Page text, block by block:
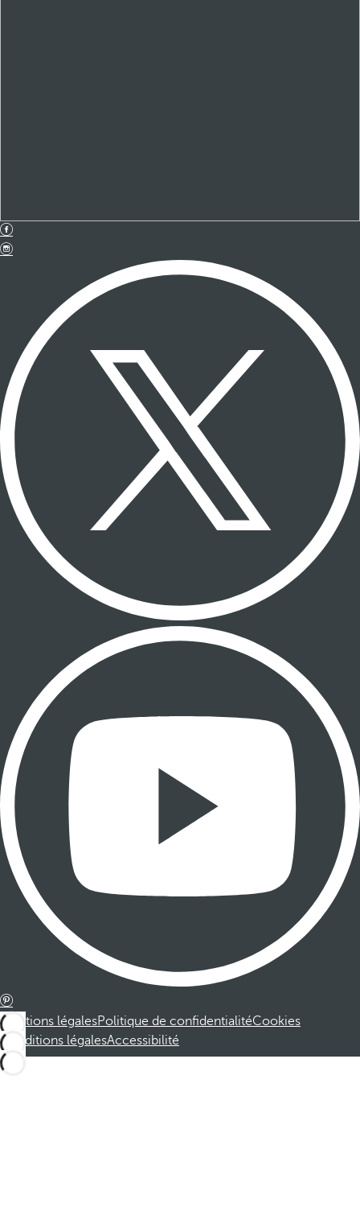
Mentions légalesPolitique de confidentialitéCookies
Conditions légalesAccessibilité